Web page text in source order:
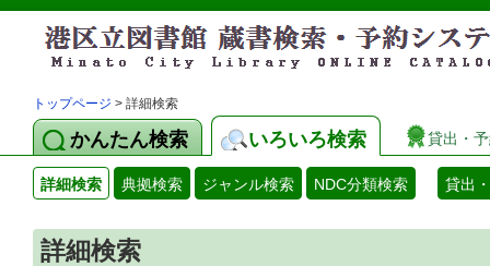
トップページ > 詳細検索
かんたん検索 いろいろ検索 貸出・
詳細検索 典拠検索 ジャンル検索 NDC分類検索 貸出
詳細検索